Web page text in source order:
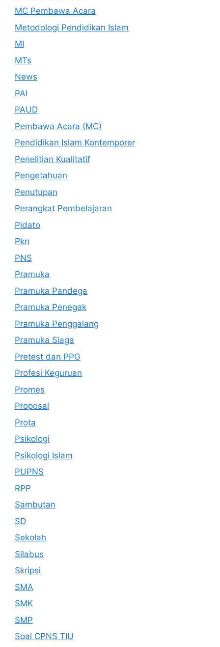
MC Pembawa Acara
Metodologi Pendidikan Islam
MI
MTs
News
PAI
PAUD
Pembawa Acara (MC)
Pendidikan Islam Kontemporer
Penelitian Kualitatif
Pengetahuan
Penutupan
Perangkat Pembelajaran
Pidato
Pkn
PNS
Pramuka
Pramuka Pandega
Pramuka Penegak
Pramuka Penggalang
Pramuka Siaga
Pretest dan PPG
Profesi Keguruan
Promes
Proposal
Prota
Psikologi
Psikologi Islam
PUPNS
RPP
Sambutan
SD
Sekolah
Silabus
Skripsi
SMA
SMK
SMP
Soal CPNS TIU